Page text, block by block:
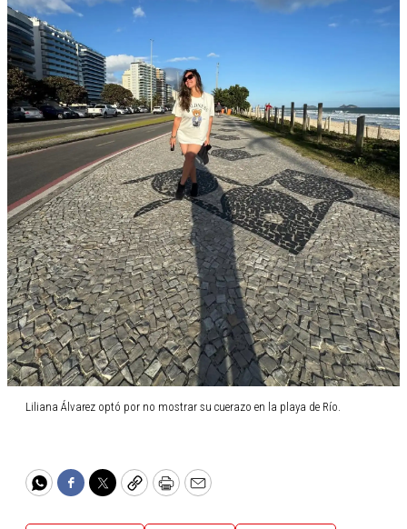
Liliana Álvarez optó por no mostrar su cuerazo en la playa de Río.
WhatsApp
Facebook
TwitterCopyPrintEmail